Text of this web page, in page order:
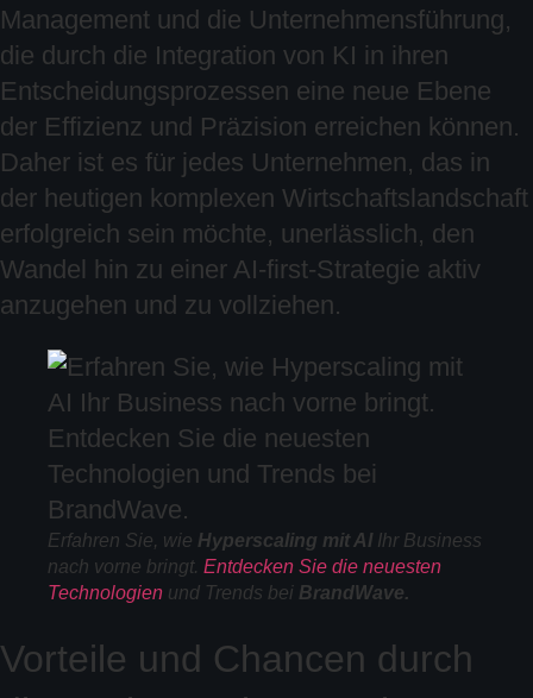
Management und die Unternehmensführung,
die durch die Integration von KI in ihren
Entscheidungsprozessen eine neue Ebene
der Effizienz und Präzision erreichen können.
Daher ist es für jedes Unternehmen, das in
der heutigen komplexen Wirtschaftslandschaft
erfolgreich sein möchte, unerlässlich, den
Wandel hin zu einer AI-first-Strategie aktiv
anzugehen und zu vollziehen.
Erfahren Sie, wie Hyperscaling mit AI Ihr Business
nach vorne bringt. Entdecken Sie die neuesten
Technologien und Trends bei BrandWave.
Vorteile und Chancen durch